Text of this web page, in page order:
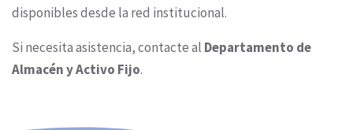
disponibles desde la red institucional.
Si necesita asistencia, contacte al Departamento de
Almacén y Activo Fijo.